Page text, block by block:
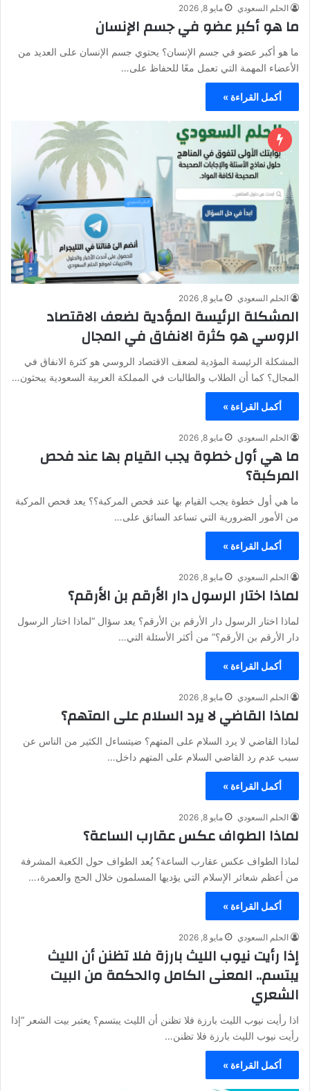
الحلم السعودي مايو 8, 2026
ما هو أكبر عضو في جسم الإنسان
ما هو أكبر عضو في جسم الإنسان؟ يحتوي جسم الإنسان على العديد من
الأعضاء المهمة التي تعمل معًا للحفاظ على…
أكمل القراءة »
الحلم السعودي مايو 8, 2026
المشكلة الرئيسة المؤدية لضعف الاقتصاد
الروسي هو كثرة الانفاق في المجال
المشكلة الرئيسة المؤدية لضعف الاقتصاد الروسي هو كثرة الانفاق في
المجال؟ كما أن الطلاب والطالبات في المملكة العربية السعودية يبحثون…
أكمل القراءة »
الحلم السعودي مايو 8, 2026
ما هي أول خطوة يجب القيام بها عند فحص
المركبة؟
ما هي أول خطوة يجب القيام بها عند فحص المركبة؟؟ يعد فحص المركبة
من الأمور الضرورية التي تساعد السائق على…
أكمل القراءة »
الحلم السعودي مايو 8, 2026
لماذا اختار الرسول دار الأرقم بن الأرقم؟
لماذا اختار الرسول دار الأرقم بن الأرقم؟ يعد سؤال “لماذا اختار الرسول
دار الأرقم بن الأرقم؟” من أكثر الأسئلة التي…
أكمل القراءة »
الحلم السعودي مايو 8, 2026
لماذا القاضي لا يرد السلام على المتهم؟
لماذا القاضي لا يرد السلام على المتهم؟ ضيتساءل الكثير من الناس عن
سبب عدم رد القاضي السلام على المتهم داخل…
أكمل القراءة »
الحلم السعودي مايو 8, 2026
لماذا الطواف عكس عقارب الساعة؟
لماذا الطواف عكس عقارب الساعة؟ يُعد الطواف حول الكعبة المشرفة
من أعظم شعائر الإسلام التي يؤديها المسلمون خلال الحج والعمرة،…
أكمل القراءة »
الحلم السعودي مايو 8, 2026
إذا رأيت نيوب الليث بارزة فلا تظنن أن الليث
يبتسم.. المعنى الكامل والحكمة من البيت
الشعري
اذا رأيت نيوب الليث بارزة فلا تظنن أن الليث يبتسم؟ يعتبر بيت الشعر “إذا
رأيت نيوب الليث بارزة فلا تظنن…
أكمل القراءة »